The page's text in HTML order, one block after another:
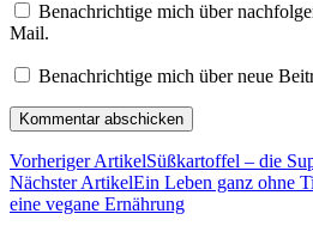
Benachrichtige mich über
Mail.
Benachrichtige mich über neue
Vorheriger ArtikelSüßkartoffel – die
Nächster ArtikelEin Leben ganz ohne
eine vegane Ernährung